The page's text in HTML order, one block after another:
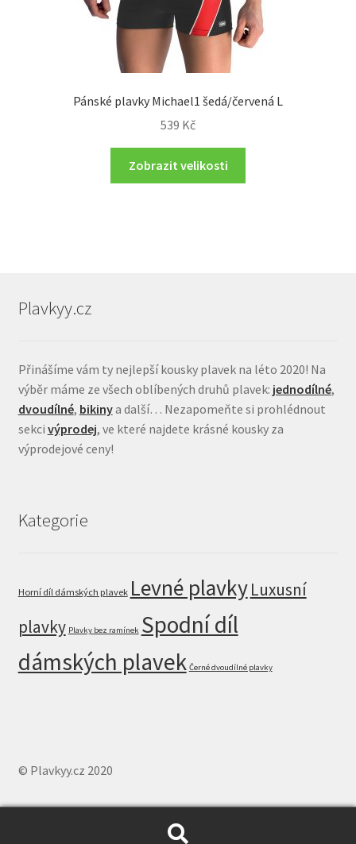
Pánské plavky Michael1 šedá/červená L
539 Kč
Zobrazit velikosti
Plavkyy.cz
Přinášíme vám ty nejlepší kousky plavek na léto 2020! Na
výběr máme ze všech oblíbených druhů plavek: jednodílné,
dvoudílné, bikinya další… Nezapomeňte si prohlédnout
sekci výprodej, ve které najdete krásné kousky za
výprodejové ceny!
Kategorie
Horní díl dámských plavek Levné plavkyLuxusní
plavky Plavky bez ramínek Spodní díl
dámských plavek Černé dvoudílné plavky
© Plavkyy.cz 2020